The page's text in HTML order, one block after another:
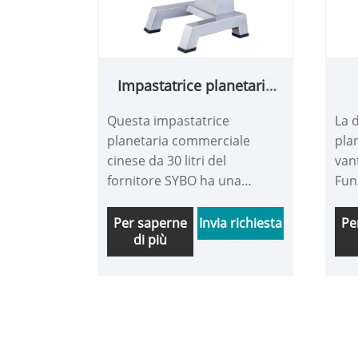
montare e mescolare.
Impastatrice planetaria
Questa impastatrice
planetaria commerciale
cinese da 30 litri del
fornitore SYBO ha una
più durevole e una
trasmissione di potenza più
diretta, garantendo che la
Per saperne
di più
Invia richiesta
La